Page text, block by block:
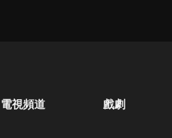
電視頻道 戲劇